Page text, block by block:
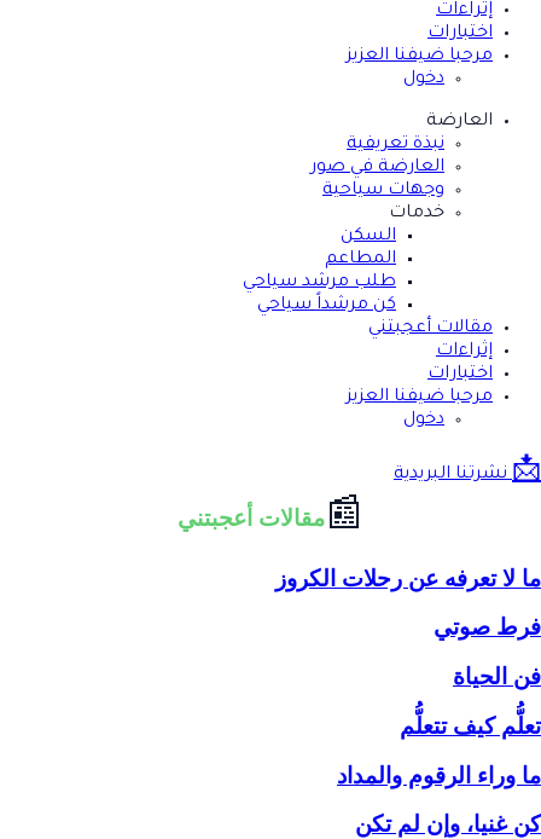
إثراءات
اختبارات
مرحبا ضيفنا العزيز
دخول
العارضة
نبذة تعريفية
العارضة في صور
وجهات سياحية
خدمات
السكن
المطاعم
طلب مرشد سياحي
كن مرشداً سياحي
مقالات أعجبتني
إثراءات
اختبارات
مرحبا ضيفنا العزيز
دخول
📩نشرتنا البريدية
📰مقالات أعجبتني
ما لا تعرفه عن رحلات الكروز
فرط صوتي
فن الحياة
تعلُّم كيف تتعلُّم
ما وراء الرقوم والمداد
كن غنيا، وإن لم تكن